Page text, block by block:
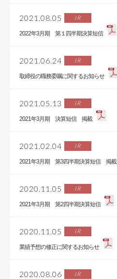
2021.08.05 IR
2022年3月期 第１四半期決算短信
2021.06.24 IR
取締役の職務委嘱に関するお知らせ
2021.05.13 IR
2021年3月期 決算短信 掲載
2021.02.04 IR
2021年3月期 第3四半期決算短信 掲載
2020.11.05 IR
2021年3月期 第2四半期決算短信
2020.11.05 IR
業績予想の修正に関するお知らせ
2020.08.06 IR